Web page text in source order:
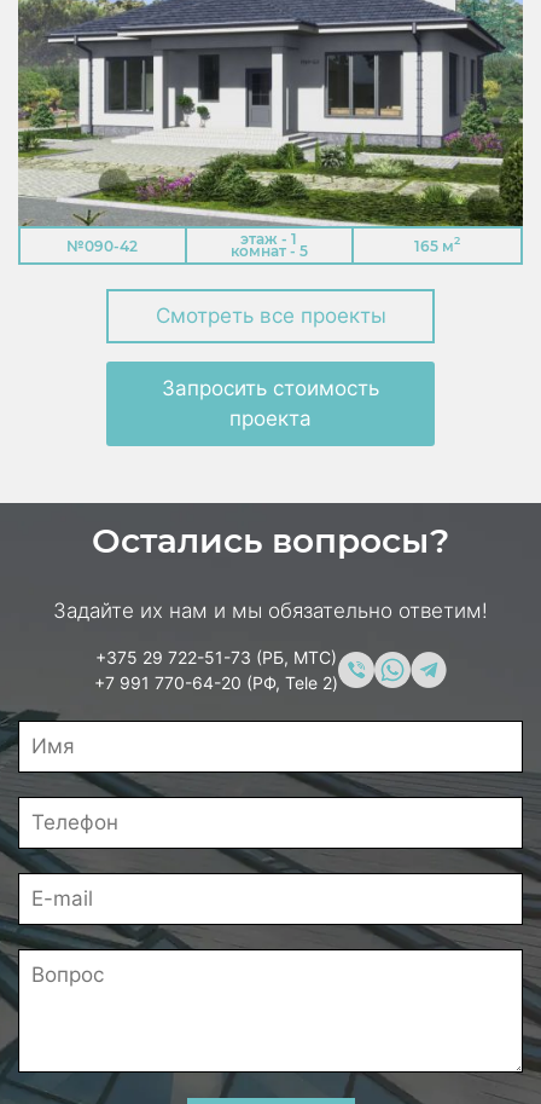
№090-42 этаж - 1
комнат - 5 165 м2
Смотреть все проекты
Запросить стоимость
проекта
Остались вопросы?
Задайте их нам и мы обязательно ответим!
+375 29 722-51-73 (РБ, МТС)
+7 991 770-64-20 (РФ, Tele 2)